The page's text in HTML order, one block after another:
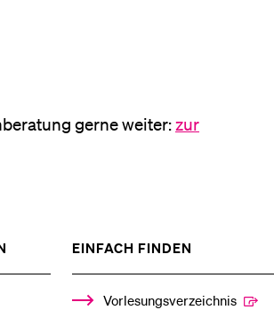
gerne weiter:zur
%1$S
UNTERMENÜ
EINFACH FINDEN
%1$S
UNTERMENÜ
Vorlesungsverzeichnis